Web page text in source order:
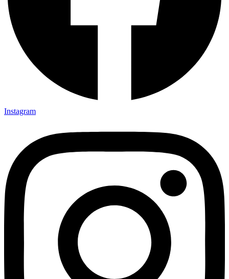
Instagram